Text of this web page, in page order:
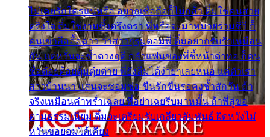
ไม่เคยรักใครแน่หรือ อยากเชื่อถือก็ไม่กล้า ติ๋มใช่คนสวย
ตรึงใจ ติ๋มใช่งามซึ้งตรึงตรา พี่หรือจะมาหมายร่วมชีวี ก็
คนเขาลืออื้อฉาว ว่าสาวๆรุมตอมพี่ ติ๋มอยากรับรักเหมือน
กัน แต่หวั่นจะช้ำดวงฤดี กลัวแฟนของพี่ชี้หน้าด่าทอ ก็คน
ชื่อต๋อยต้อยตุ้มตุ๋ยต่าย พี่ยังลืมได้ง่ายๆเลยหนอ แค่ตัวเรา
สาวบ้านนา แสนจะซอมซ่อ ขืนรักขืนรอคงช้ำสักวัน ถ้า
จริงเหมือนคำพร่ำเฉลย พี่อย่าเฉยรีบมาหมั้น ถ้าพี่สู่ขอ
ตามธรรมเนียม ติ๋มจะเตรียมรับเกลียวสัมพันธ์ ผิดหวังไม่
หวั่นขอยอมได้เคียง